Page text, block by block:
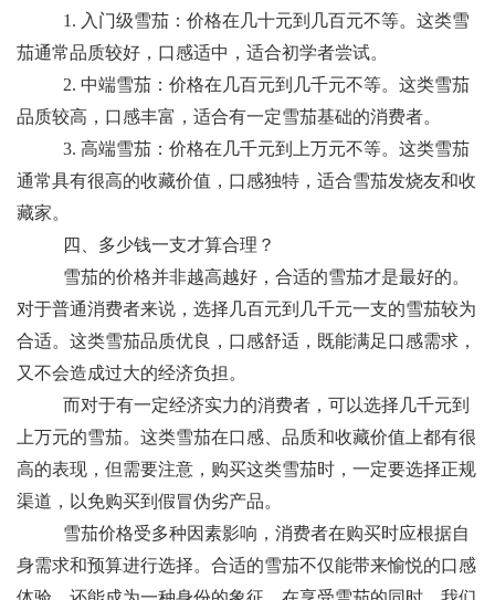
1. 入门级雪茄：价格在几十元到几百元不等。这类雪
茄通常品质较好，口感适中，适合初学者尝试。
2. 中端雪茄：价格在几百元到几千元不等。这类雪茄
品质较高，口感丰富，适合有一定雪茄基础的消费者。
3. 高端雪茄：价格在几千元到上万元不等。这类雪茄
通常具有很高的收藏价值，口感独特，适合雪茄发烧友和收
藏家。
四、多少钱一支才算合理？
雪茄的价格并非越高越好，合适的雪茄才是最好的。
对于普通消费者来说，选择几百元到几千元一支的雪茄较为
合适。这类雪茄品质优良，口感舒适，既能满足口感需求，
又不会造成过大的经济负担。
而对于有一定经济实力的消费者，可以选择几千元到
上万元的雪茄。这类雪茄在口感、品质和收藏价值上都有很
高的表现，但需要注意，购买这类雪茄时，一定要选择正规
渠道，以免购买到假冒伪劣产品。
雪茄价格受多种因素影响，消费者在购买时应根据自
身需求和预算进行选择。合适的雪茄不仅能带来愉悦的口感